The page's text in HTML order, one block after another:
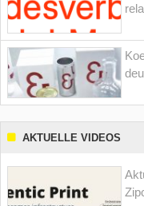
AKTUELLE VIDEOS